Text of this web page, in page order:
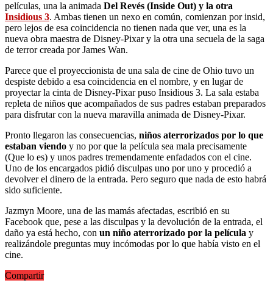
películas, una la animada Del Revés (Inside Out) y la otra
Insidious 3. Ambas tienen un nexo en común, comienzan por insid,
pero lejos de esa coincidencia no tienen nada que ver, una es la
nueva obra maestra de Disney-Pixar y la otra una secuela de la saga
de terror creada por James Wan.
Parece que el proyeccionista de una sala de cine de Ohio tuvo un
despiste debido a esa coincidencia en el nombre, y en lugar de
proyectar la cinta de Disney-Pixar puso Insidious 3. La sala estaba
repleta de niños que acompañados de sus padres estaban preparados
para disfrutar con la nueva maravilla animada de Disney-Pixar.
Pronto llegaron las consecuencias, niños aterrorizados por lo que
estaban viendo y no por que la película sea mala precisamente
(Que lo es) y unos padres tremendamente enfadados con el cine.
Uno de los encargados pidió disculpas uno por uno y procedió a
devolver el dinero de la entrada. Pero seguro que nada de esto habrá
sido suficiente.
Jazmyn Moore, una de las mamás afectadas, escribió en su
Facebook que, pese a las disculpas y la devolución de la entrada, el
daño ya está hecho, con un niño aterrorizado por la película y
realizándole preguntas muy incómodas por lo que había visto en el
cine.
Compartir